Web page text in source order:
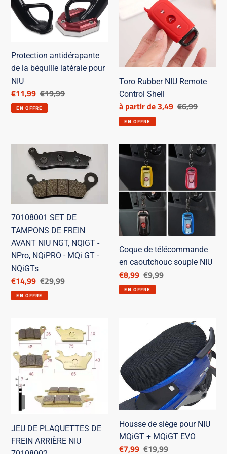
n
:
de
la
béquille
pour
NIU
Protection antidérapante
de la béquille latérale pour
NIU
Prix
réduit
€11,99 Prix
de
€19,99
EN OFFRE
Remote
Control
Toro Rubber NIU Remote
Control Shell
Prix
réduit
à partir de 3,49 Prix
€6,99
EN OFFRE
70108001
TAMPONS
FREIN
AVANT
NIU
NGT,
NQiGT
-
NPro,
NQiPRO
MQi
GT
-
NQiGTs
70108001 SET DE
TAMPONS DE FREIN
AVANT NIU NGT, NQiGT -
NPro, NQiPRO - MQi GT -
NQiGTs
Prix
réduit
€14,99 Prix
de
€29,99
EN OFFRE
Coque
de
télécommande
en
caoutchouc
souple
NIU
Coque de télécommande
en caoutchouc souple NIU
Prix
réduit
€8,99 Prix
de
€9,99
EN OFFRE
DE
PLAQUETTES
DE
FREIN
ARRIÈRE
70108002
JEU DE PLAQUETTES DE
FREIN ARRIÈRE NIU
siège
pour
NIU
MQiGT
+
MQiGT
EVO
Housse de siège pour NIU
MQiGT + MQiGT EVO
Prix
€7,99 Prix
€19,99